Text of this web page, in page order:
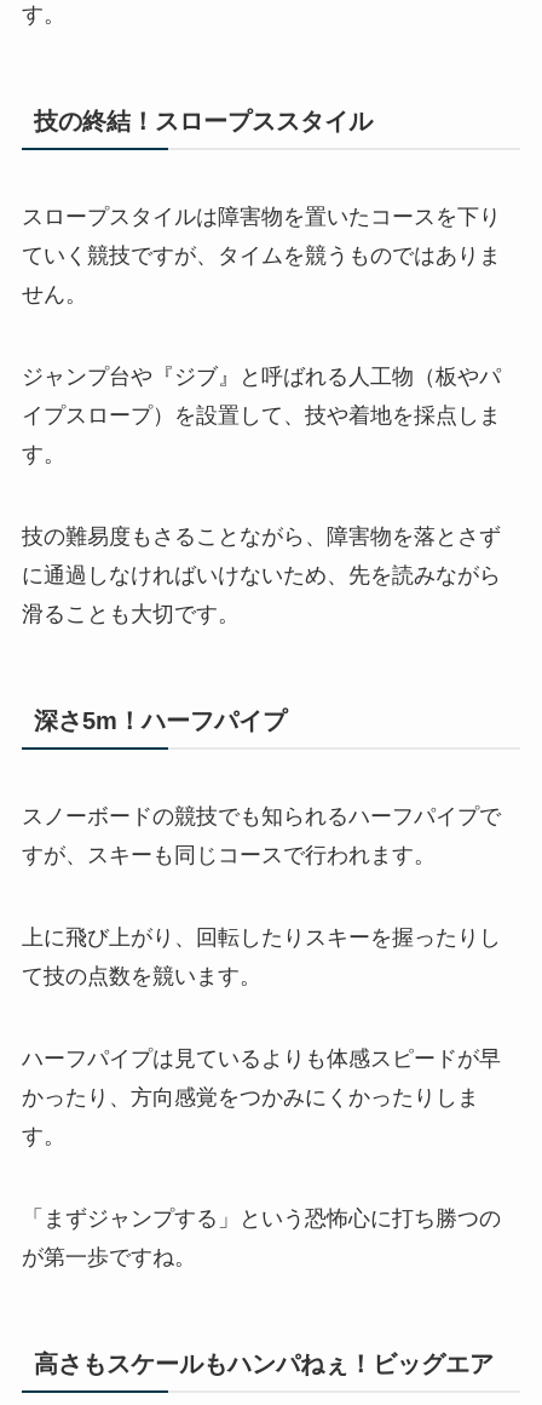
す。
技の終結！スロープススタイル
スロープスタイルは障害物を置いたコースを下り
ていく競技ですが、タイムを競うものではありま
せん。
ジャンプ台や『ジブ』と呼ばれる人工物（板やパ
イプスロープ）を設置して、技や着地を採点しま
す。
技の難易度もさることながら、障害物を落とさず
に通過しなければいけないため、先を読みながら
滑ることも大切です。
深さ5m！ハーフパイプ
スノーボードの競技でも知られるハーフパイプで
すが、スキーも同じコースで行われます。
上に飛び上がり、回転したりスキーを握ったりし
て技の点数を競います。
ハーフパイプは見ているよりも体感スピードが早
かったり、方向感覚をつかみにくかったりしま
す。
「まずジャンプする」という恐怖心に打ち勝つの
が第一歩ですね。
高さもスケールもハンパねぇ！ビッグエア